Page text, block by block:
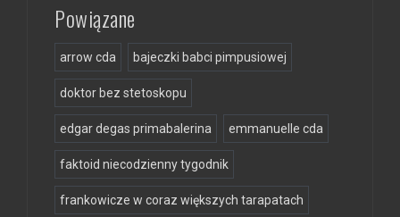
Powiązane
arrow cda bajeczki babci pimpusiowej
doktor bez stetoskopu
edgar degas primabalerina emmanuelle cda
faktoid niecodzienny tygodnik
frankowicze w coraz większych tarapatach